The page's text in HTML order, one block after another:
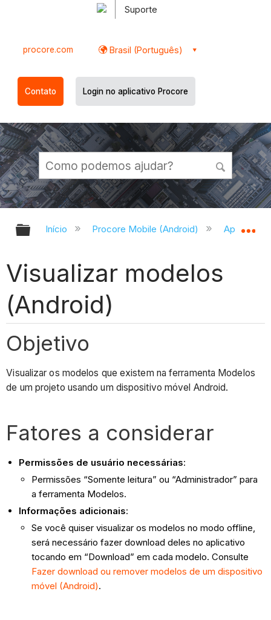
Suporte
procore.com Brasil (Português)
Contato Login no aplicativo Procore
Expandir/recolher hierarquia
Início Procore Mobile (Android) Aplicativo
Visualizar modelos
(Android)
Objetivo
Visualizar os modelos que existem na ferramenta Modelos
de um projeto usando um dispositivo móvel Android.
Fatores a considerar
Permissões de usuário necessárias:
Permissões “Somente leitura” ou “Administrador” para
a ferramenta Modelos.
Informações adicionais:
Se você quiser visualizar os modelos no modo offline,
será necessário fazer download deles no aplicativo
tocando em “Download” em cada modelo. Consulte
Fazer download ou remover modelos de um dispositivo
móvel (Android).